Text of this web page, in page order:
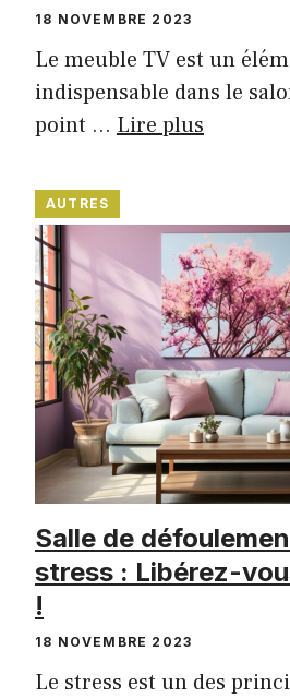
18 NOVEMBRE 2023
Le meuble TV est un
indispensable dans le
point … Lire plus
AUTRES
Salle de
stress : Libérez-
!
18 NOVEMBRE 2023
Le stress est un des